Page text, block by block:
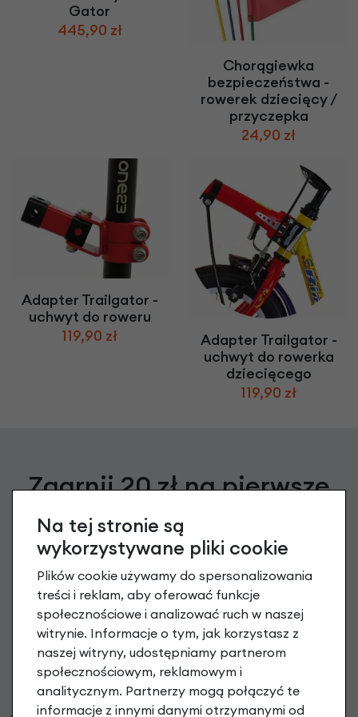
Gator
445,90 zł
Chorągiewka
bezpieczeństwa -
rowerek dziecięcy /
przyczepka
24,90 zł
Adapter Trailgator -
uchwyt do roweru
119,90 zł
Adapter Trailgator -
uchwyt do rowerka
dziecięcego
119,90 zł
Zgarnij 20 zł na pierwsze
zakupy
Zapisz się do newslettera, aby otrzymać Kod na zakup
powyżej 199 PLN oraz informacje o nowościach i promocjach
podaj swój adres e-mail
Zapisz się
Możesz zrezygnować w każdej chwili. W tym celu przeczytaj politykę prywatności
Na tej stronie są
wykorzystywane pliki cookie
Plików cookie używamy do spersonalizowania
treści i reklam, aby oferować funkcje
społecznościowe i analizować ruch w naszej
witrynie. Informacje o tym, jak korzystasz z
naszej witryny, udostępniamy partnerom
społecznościowym, reklamowym i
analitycznym. Partnerzy mogą połączyć te
informacje z innymi danymi otrzymanymi od